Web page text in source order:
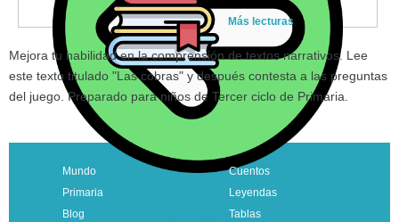
Más lecturas
Mejora tu habilidad en la comprensión de textos narrativos. Lee
este texto titulado "Las cobras" y después contesta a las preguntas
del juego. Preparado para niños de Tercer ciclo de Primaria.
Mundo
Primaria
Blog
Cuentos
Leyendas
Tablas